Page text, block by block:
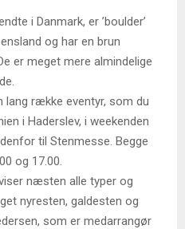
i Danmark, er ’boulder’
og har en brun
er meget mere almindelige
lang række eventyr, som du
i Haderslev, i weekenden
til Stenmesse. Begge
og 17.00.
næsten alle typer og
nyresten, galdesten og
som er medarrangør